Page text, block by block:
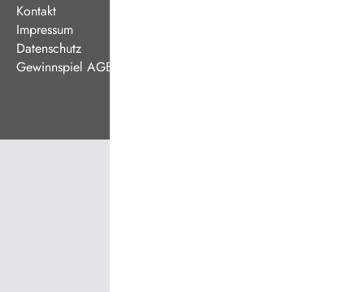
Kontakt
Impressum
Datenschutz
Gewinnspiel AGB